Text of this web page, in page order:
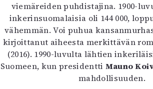
viemäreiden puhdistajina. 1900-
inkerinsuomalaisia oli 144 000,
vähemmän. Voi puhua
kirjoittanut aiheesta merkittävän
(2016). 1990-luvulta lähtien
Suomeen, kun presidentti Mauno
mahdollisuuden.